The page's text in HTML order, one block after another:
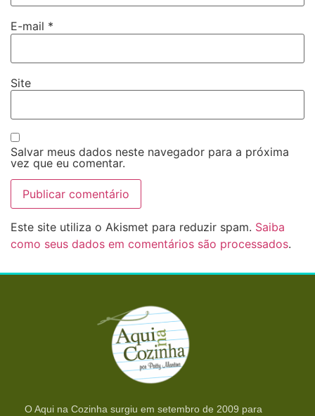
E-mail *
Site
Salvar meus dados neste navegador para a próxima
vez que eu comentar.
Este site utiliza o Akismet para reduzir spam. Saiba
como seus dados em comentários são processados.
O Aqui na Cozinha surgiu em setembro de 2009 para